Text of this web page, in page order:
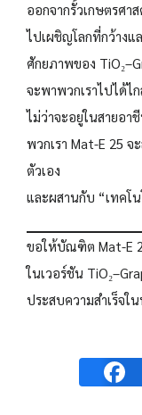
ออกจากรั้วเกษตรศา
ไปเผชิญโลกที่กว้างแ
ศักยภาพของ
จะพาพวกเราไปได้ไ
ไม่ว่าจะอยู่ในสายอา
พวกเรา Mat-E 25 จ
ตัวเอง
และผสานกับ “เทคโ
ขอให้บัณฑิต Mat-E
ในเวอร์ชัน
ประสบความสำเร็จใ